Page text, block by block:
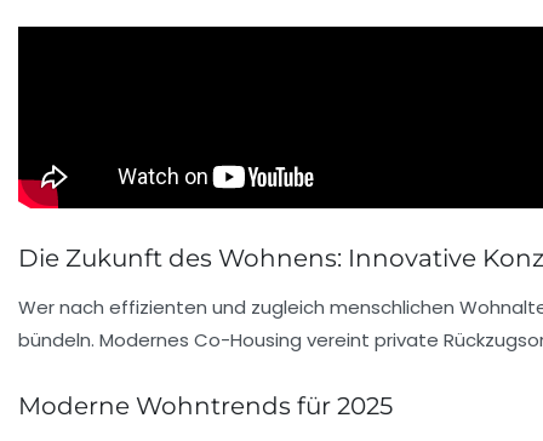
Die Zukunft des Wohnens: Innovative
Wer nach effizienten und zugleich menschlichen
bündeln. Modernes Co-Housing vereint private
Moderne Wohntrends für 2025